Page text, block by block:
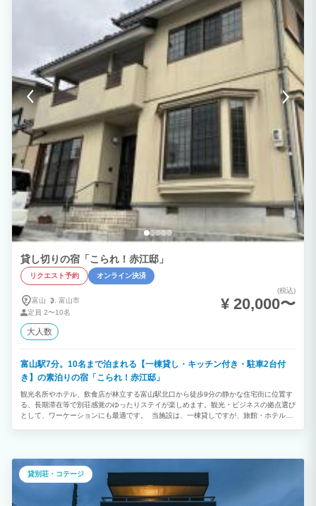
貸し切りの宿「こられ！赤江邸」
リクエスト予約 オンライン決済
富山
富山市
定員 2〜10名
(税込)
¥ 20,000〜
大人数
富山駅7分。10名まで泊まれる【一棟貸し・キッチン付き・駐車2台付
き】の素泊りの宿「こられ！赤江邸」
観光名所やホテル、飲食店が林立する富山駅北口から徒歩9分の静かな住宅街に位置す
る、長期滞在等で別荘感覚のゆったりステイが楽しめます。観光・ビジネスの拠点選び
として、ワーケーションにも最適です。 当施設は、一棟貸しですが、旅館・ホテル業
しかし、それ以外の予約人数分以上の寝具使用の場合には、「宿泊」にあたるとみなさ
れ、消防法・旅館業法違反対象となります。ご了承下さい。従って、規約で禁止されて
いる宿泊者以外の入室や施設での再会・集合のために、予約人数分以上の寝具使用の場
合は、明確になった段階で、必ず、サイトに宿泊人数追加・変更を御申し出下さい。滞
在中でも、施設では現金・振込にて対応します。お申し出下さい。皆様のご理解とご協
貸別荘・コテージ